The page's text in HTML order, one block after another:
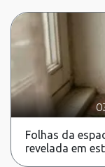
Folhas da
revelada em